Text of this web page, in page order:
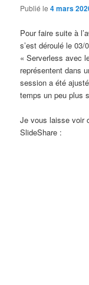
Publié le4 mars
Pour faire suite à
s’est déroulé le 03/
« Serverless avec
représentent dans
session a été
temps un peu plus
Je vous laisse voir
SlideShare :